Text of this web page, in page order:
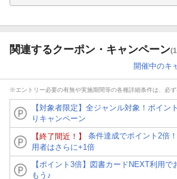
関連するクーポン・キャンペーン
開催中のキ
※エントリー必要の有無や実施期間等の各種詳細条件は、必ず
【対象者限定】全ジャンル対象！ポイ
りキャンペーン
【終了間近！】
条件達成でポイント2倍
用者はさらに+1倍
【ポイント3倍】図書カードNEXT利用で
もう♪